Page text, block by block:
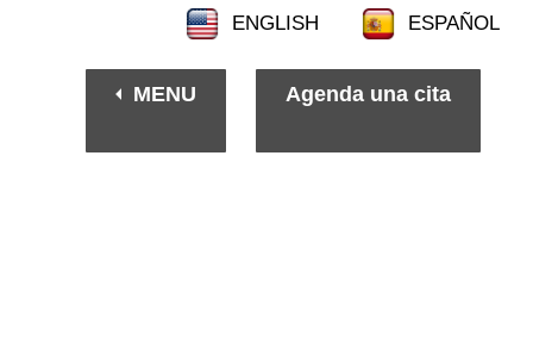
ENGLISH ESPAÑOL
MENU Agenda unacita